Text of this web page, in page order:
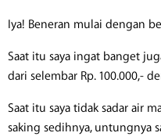
Iya! Beneran mulai dengan
Saat itu saya ingat banget
dari selembar Rp. 100.000,-
Saat itu saya tidak sadar air
saking sedihnya, untungnya